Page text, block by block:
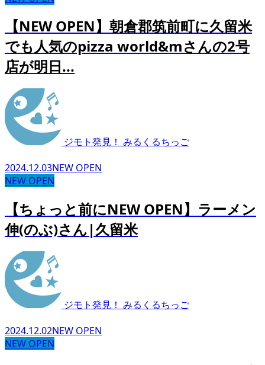
【NEW OPEN】朝倉郡筑前町に久留米
でも人気のpizza world&mさんの2号
店が明日...
ジモト発見！ みるくるちっご
2024.12.03NEW OPEN
NEW OPEN
【ちょっと前にNEW OPEN】ラーメン
伸(のぶ)さん|久留米
ジモト発見！ みるくるちっご
2024.12.02NEW OPEN
NEW OPEN